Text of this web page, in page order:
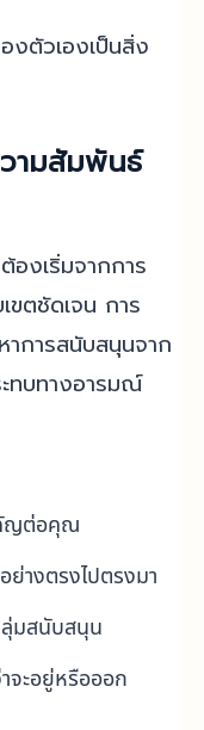
งตัวเองเป็นสิ่ง
ามสัมพันธ์
งเริ่มจากการ
ขตชัดเจน การ
าการสนับสนุนจาก
ทบทางอารมณ์
ญต่อคุณ
ย่างตรงไปตรงมา
มสนับสนุน
จะอยู่หรือออก